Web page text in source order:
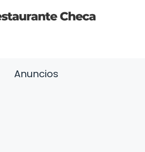
Anuncios